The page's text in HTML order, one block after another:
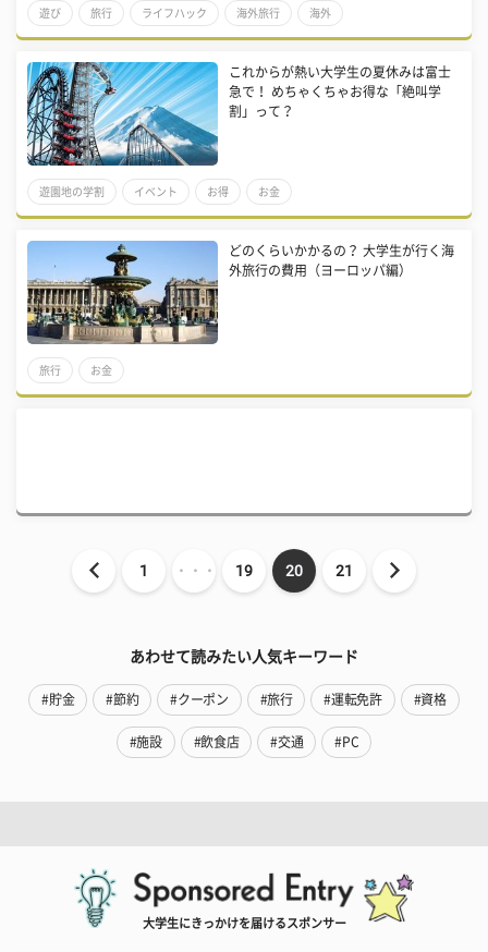
遊び 旅行 ライフハック 海外旅行 海外
これからが熱い大学生の夏休みは富士
急で！ めちゃくちゃお得な「絶叫学
割」って？
遊園地の学割 イベント お得 お金
どのくらいかかるの？ 大学生が行く海
外旅行の費用（ヨーロッパ編）
旅行 お金
1 ・・・ 19 20 21
あわせて読みたい人気キーワード
#貯金 #節約 #クーポン #旅行 #運転免許 #資格
#施設 #飲食店 #交通 #PC
大学生にきっかけを届けるスポンサー